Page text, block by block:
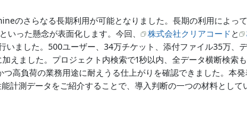
のさらなる長期利用が可能となりました。長期の利用によっ
った懸念が表面化します。今回、
株式会社クリアコード と
ました。500ユーザー、34万チケット、添付ファイル35万、
えました。プロジェクト内検索で1秒以内、全データ横断検索
高負荷の業務用途に耐えうる仕上がりを確認できました。本発
計測データをご紹介することで、導入判断の一つの材料として